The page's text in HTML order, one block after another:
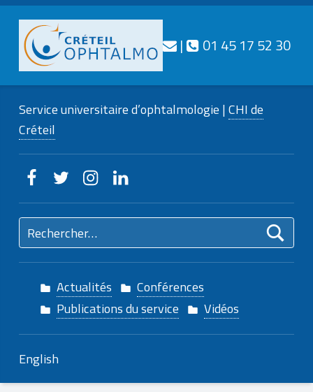
CRÉTEIL
OPHTALMO
Service universitaire d'ophtalmologie
Nous contacter
| 01 45 17 52 30
Service universitaire d’ophtalmologie |CHI de
Créteil
Creteilophtalmo sur Facebook
Creteilophtalmo sur TwitterCreteilophtalmo sur Instagram
Creteilophtalmo sur Linkedin
Rechercher :
Actualités
Conférences
Publications du service
Vidéos
English